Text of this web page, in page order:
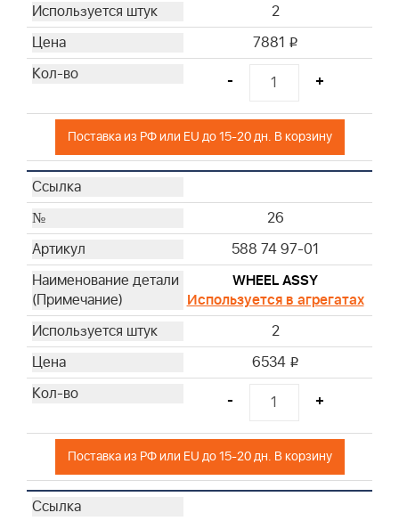
2
7881 i
- +
Поставка из РФ или EU до 15-20 дн. В корзину
26
588 74 97-01
WHEEL ASSY
Используется в агрегатах
2
6534 i
- +
Поставка из РФ или EU до 15-20 дн. В корзину